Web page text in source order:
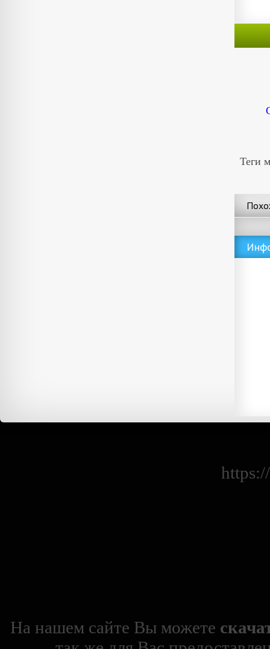
Теги
На нашем сайте Вы можете